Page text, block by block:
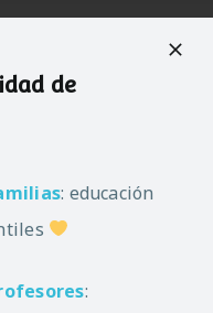
para profesores
que empiezan en
de
: educación
: